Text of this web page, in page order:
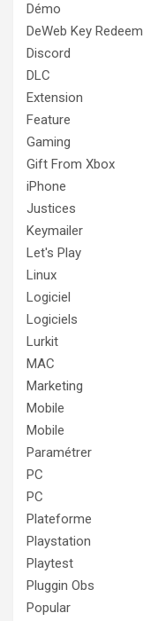
Démo
DeWeb Key Redeem
Discord
DLC
Extension
Feature
Gaming
Gift From Xbox
iPhone
Justices
Keymailer
Let's Play
Linux
Logiciel
Logiciels
Lurkit
MAC
Marketing
Mobile
Mobile
Paramétrer
PC
PC
Plateforme
Playstation
Playtest
Pluggin Obs
Popular